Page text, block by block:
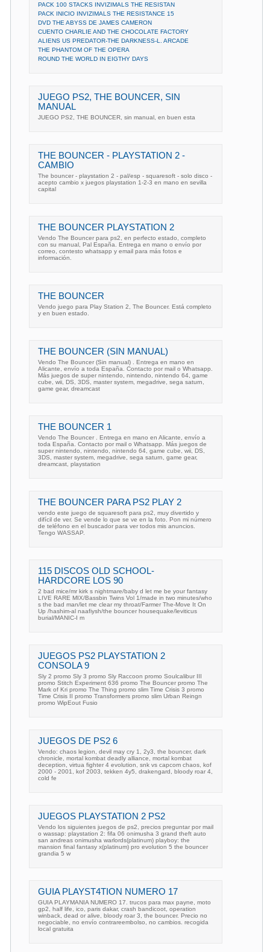
PACK 100 STACKS INVIZIMALS THE RESISTAN
PACK INICIO INVIZIMALS THE RESISTANCE 15
DVD THE ABYSS DE JAMES CAMERON
CUENTO CHARLIE AND THE CHOCOLATE FACTORY
ALIENS US PREDATOR-THE DARKNESS-L. ARCADE
THE PHANTOM OF THE OPERA
ROUND THE WORLD IN EIGTHY DAYS
JUEGO PS2, THE BOUNCER, SIN
MANUAL
JUEGO PS2, THE BOUNCER, sin manual, en buen esta
THE BOUNCER - PLAYSTATION 2 -
CAMBIO
The bouncer - playstation 2 - pal/esp - squaresoft - solo disco -
acepto cambio x juegos playstation 1-2-3 en mano en sevilla
capital
THE BOUNCER PLAYSTATION 2
Vendo The Bouncer para ps2, en perfecto estado, completo
con su manual, Pal España. Entrega en mano o envío por
correo, contesto whatsapp y email para más fotos e
información.
THE BOUNCER
Vendo juego para Play Station 2, The Bouncer. Está completo
y en buen estado.
THE BOUNCER (SIN MANUAL)
Vendo The Bouncer (Sin manual) . Entrega en mano en
Alicante, envío a toda España. Contacto por mail o Whatsapp.
Más juegos de super nintendo, nintendo, nintendo 64, game
cube, wii, DS, 3DS, master system, megadrive, sega saturn,
game gear, dreamcast
THE BOUNCER 1
Vendo The Bouncer . Entrega en mano en Alicante, envío a
toda España. Contacto por mail o Whatsapp. Más juegos de
super nintendo, nintendo, nintendo 64, game cube, wii, DS,
3DS, master system, megadrive, sega saturn, game gear,
dreamcast, playstation
THE BOUNCER PARA PS2 PLAY 2
vendo este juego de squaresoft para ps2, muy divertido y
difícil de ver. Se vende lo que se ve en la foto. Pon mi número
de teléfono en el buscador para ver todos mis anuncios.
Tengo WASSAP.
115 DISCOS OLD SCHOOL-
HARDCORE LOS 90
2 bad mice/mr kirk s nightmare/baby d let me be your fantasy
LIVE RARE MIX/Bassbin Twins Vol 1/made in two minutes/who
s the bad man/let me clear my throat/Farmer The-Move It On
Up /hashim-al naafiysh/the bouncer housequake/leviticus
burial/MANIC-I m
JUEGOS PS2 PLAYSTATION 2
CONSOLA 9
Sly 2 promo Sly 3 promo Sly Raccoon promo Soulcalibur III
promo Stitch Experiment 636 promo The Bouncer promo The
Mark of Kri promo The Thing promo slim Time Crisis 3 promo
Time Crisis II promo Transformers promo slim Urban Reingn
promo WipEout Fusio
JUEGOS DE PS2 6
Vendo: chaos legion, devil may cry 1, 2y3, the bouncer, dark
chronicle, mortal kombat deadly alliance, mortal kombat
deception, virtua fighter 4 evolution, snk vs capcom chaos, kof
2000 - 2001, kof 2003, tekken 4y5, drakengard, bloody roar 4,
cold fe
JUEGOS PLAYSTATION 2 PS2
Vendo los siguientes juegos de ps2, precios preguntar por mail
o wassap: playstation 2: fifa 06 onimusha 3 grand theft auto
san andreas onimusha warlords(platinum) playboy: the
mansion final fantasy x(platinum) pro evolution 5 the bouncer
grandia 5 w
GUIA PLAYST4TION NUMERO 17
GUIA PLAYMANIA NUMERO 17. trucos para max payne, moto
gp2, half life, ico, paris dakar, crash bandicoot, operation
winback, dead or alive, bloody roar 3, the bouncer. Precio no
negociable, no envío contrareembolso, no cambios. recogida
local gratuita